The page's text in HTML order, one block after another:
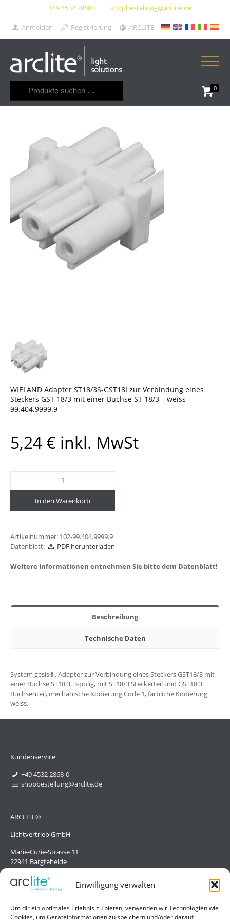
Einwilligung verwalten
Um dir ein optimales Erlebnis zu bieten, verwenden wir Technologien wie
Cookies, um Geräteinformationen zu speichern und/oder darauf
+49 4532 28680 shopbestellung@arclite.de
Anmelden Registrierung ARCLITE
0
WIELAND Adapter ST18/3S-GST18I zur Verbindung eines
Steckers GST 18/3 mit einer Buchse ST 18/3 – weiss
99.404.9999.9
5,24 € inkl. MwSt
In den Warenkorb
Artikelnummer: 102-99.404.9999.9
Datenblatt:
PDF herunterladen
Weitere Informationen entnehmen Sie bitte dem Datenblatt!
Beschreibung
Technische Daten
System gesis®, Adapter zur Verbindung eines Steckers GST18/3 mit
einer Buchse ST18i3, 3-polig, mit ST18/3 Steckerteil und GST18i3
Buchsenteil, mechanische Kodierung Code 1, farbliche Kodierung
weiss.
Kundenservice
+49 4532 2868-0
shopbestellung@arclite.de
ARCLITE®
Lichtvertrieb GmbH
Marie-Curie-Strasse 11
22941 Bargteheide
Deutschland/Germany
Hilfe